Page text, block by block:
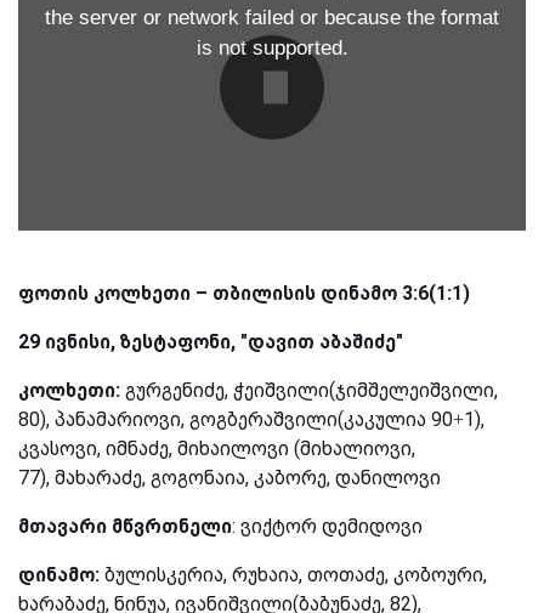
the server or network failed or because the format
is not supported.
ფოთის კოლხეთი – თბილისის დინამო 3:6(1:1)
29 ივნისი, ზესტაფონი, "დავით აბაშიძე"
კოლხეთი: გურგენიძე, ჭეიშვილი(ჯიმშელეიშვილი,
80), პანამარიოვი, გოგბერაშვილი(კაკულია 90+1),
კვასოვი, იმნაძე, მიხაილოვი (მიხალიოვი,
77), მახარაძე, გოგონაია, კაბორე, დანილოვი
მთავარი მწვრთნელი: ვიქტორ დემიდოვი
დინამო: ბულისკერია, რუხაია, თოთაძე, კობოური,
ხარაბაძე, ნინუა, ივანიშვილი(ბაბუნაძე, 82),